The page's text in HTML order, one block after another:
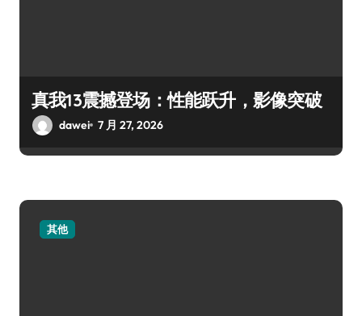
真我13震撼登场：性能跃升，影像突破
dawei 7 月 27, 2026
其他